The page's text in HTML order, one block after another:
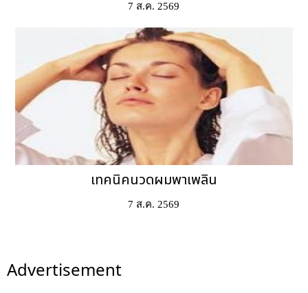
7 ส.ค. 2569
เทคนิคนวดผมพาเพลิน
7 ส.ค. 2569
Advertisement